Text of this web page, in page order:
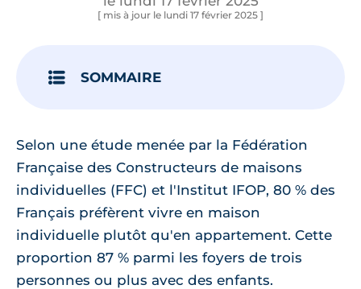
[ mis à jour le lundi 17 février 2025 ]
SOMMAIRE
Selon une étude menée par la Fédération
Française des Constructeurs de maisons
individuelles (FFC) et l'Institut IFOP, 80 % des
Français préfèrent vivre en maison
individuelle plutôt qu'en appartement. Cette
proportion 87 % parmi les foyers de trois
personnes ou plus avec des enfants.